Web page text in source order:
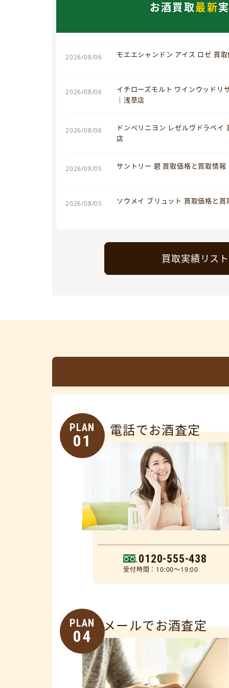
お酒買取最新
2026/08/06 モエエシャンドン アイス ロゼ 買
2026/08/06
イチローズモルト ワインウッドリ
｜浅草店
2026/08/06
ドンペリニヨン レゼルヴドラベイ
店
2026/08/05 サントリー 碧 買取価格と買取情報
2026/08/05 ソウメイ ブリュット 買取価格と買
買取実績リスト
PLAN
01
電話でお酒査定
0120-555-438
受付時間：10:00～19:00
PLAN
04
メールでお酒査定